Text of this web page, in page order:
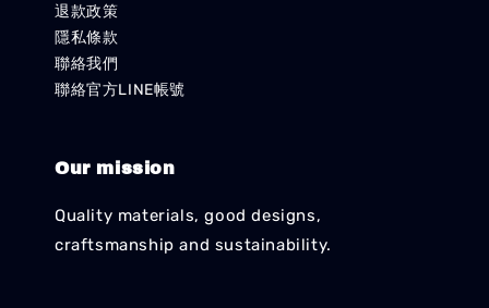
退款政策
隱私條款
聯絡我們
聯絡官方LINE帳號
Our mission
Quality materials, good designs,
craftsmanship and sustainability.